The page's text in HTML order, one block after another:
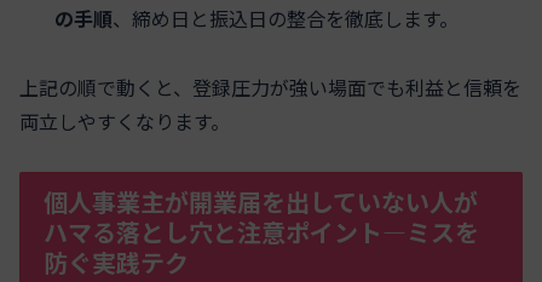
の手順、締め日と振込日の整合を徹底します。
上記の順で動くと、登録圧力が強い場面でも利益と信頼を
両立しやすくなります。
個人事業主が開業届を出していない人が
ハマる落とし穴と注意ポイント―ミスを
防ぐ実践テク